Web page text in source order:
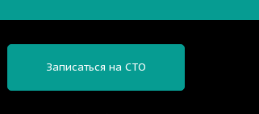
Записаться на СТО